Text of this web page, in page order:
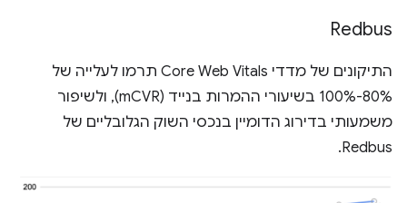
Redbus
התיקונים של מדדי Core Web Vitals תרמו לעלייה של
80%-100% בשיעורי ההמרות בנייד (mCVR), ולשיפור
משמעותי בדירוג הדומיין בנכסי השוק הגלובליים של
Redbus.